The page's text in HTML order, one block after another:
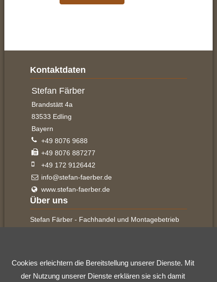
Kontaktdaten
Stefan
Färber
Stefan Färber
Brandstätt 4a
83533 Edling
Bayern
pref+49 8076 9688
fax +49 8076 887277
cell+49 172 9126442
info@stefan-faerber.de
www.stefan-faerber.de
Über uns
Stefan Färber - Fachhandel und Montagebetrieb
Cookies erleichtern die Bereitstellung unserer Dienste. Mit
der Nutzung unserer Dienste erklären sie sich damit